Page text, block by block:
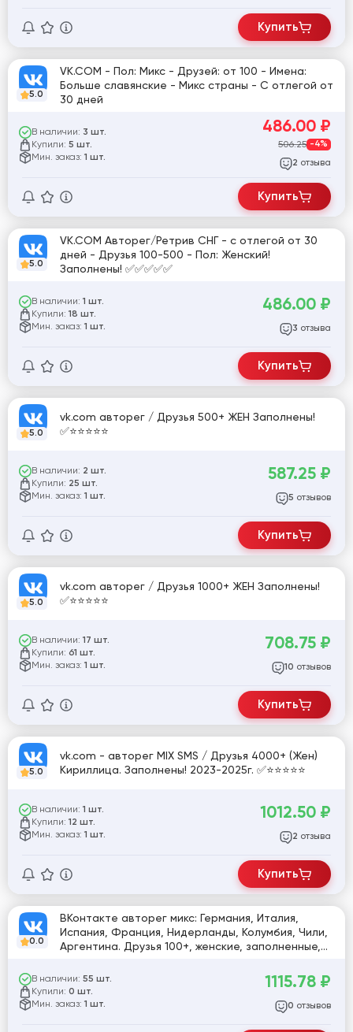
Купить
5.0
VK.COM - Пол: Микс - Друзей: от 100 - Имена:
Больше славянские - Микс страны - С отлегой от
30 дней
В наличии: 3 шт.
Купили: 5 шт.
Мин. заказ: 1 шт.
486.00 ₽
506.25 -4%
2 отзыва
Купить
5.0
VK.COM Авторег/Ретрив СНГ - с отлегой от 30
дней - Друзья 100-500 - Пол: Женский!
Заполнены! ✅✅✅✅✅
В наличии: 1 шт.
Купили: 18 шт.
Мин. заказ: 1 шт.
486.00 ₽
3 отзыва
Купить
5.0
vk.com авторег / Друзья 500+ ЖЕН Заполнены!
✅⭐️⭐️⭐️⭐️⭐️
В наличии: 2 шт.
Купили: 25 шт.
Мин. заказ: 1 шт.
587.25 ₽
5 отзывов
Купить
5.0
vk.com авторег / Друзья 1000+ ЖЕН Заполнены!
✅⭐️⭐️⭐️⭐️⭐️
В наличии: 17 шт.
Купили: 61 шт.
Мин. заказ: 1 шт.
708.75 ₽
10 отзывов
Купить
5.0
vk.com - авторег MIX SMS / Друзья 4000+ (Жен)
Кириллица. Заполнены! 2023-2025г. ✅⭐️⭐️⭐️⭐️⭐️
В наличии: 1 шт.
Купили: 12 шт.
Мин. заказ: 1 шт.
1012.50 ₽
2 отзыва
Купить
0.0
ВКонтакте авторег микс: Германия, Италия,
Испания, Франция, Нидерланды, Колумбия, Чили,
Аргентина. Друзья 100+, женские, заполненные,
В наличии: 55 шт.
Купили: 0 шт.
Мин. заказ: 1 шт.
1115.78 ₽
0 отзывов